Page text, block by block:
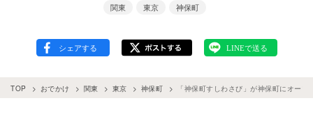
関東 東京 神保町
TOP おでかけ 関東 東京 神保町 「神保町すしわさび」が神保町にオー